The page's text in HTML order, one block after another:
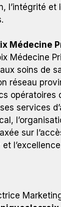
l’intégrité et
Médecine
Médecine
soins de
réseau
opératoires
services
sur